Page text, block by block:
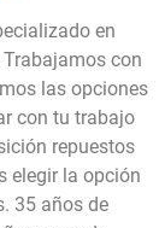
en
con
las opciones
con tu trabajo
repuestos
elegir la opción
35 años de